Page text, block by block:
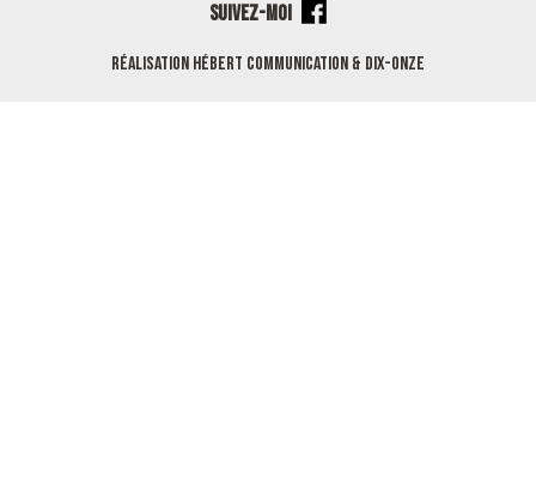
SUIVEZ-MOI
Réalisation Hébert Communication & Dix-Onze